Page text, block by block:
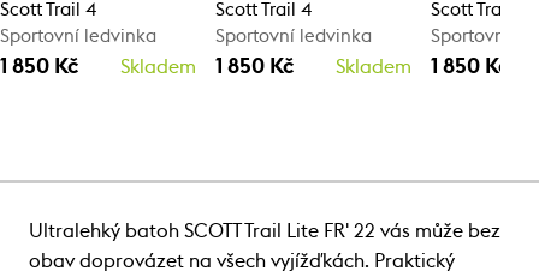
Scott Trail 4
Sportovní ledvinka
1 850 Kč Skladem
Scott Trail 4
Sportovní ledvinka
1 850 Kč Skladem
Scott Trail 4
Sportovní
1 850 Kč
Ultralehký batoh SCOTT Trail Lite FR' 22 vás může bez
obav doprovázet na všech vyjížďkách. Praktický